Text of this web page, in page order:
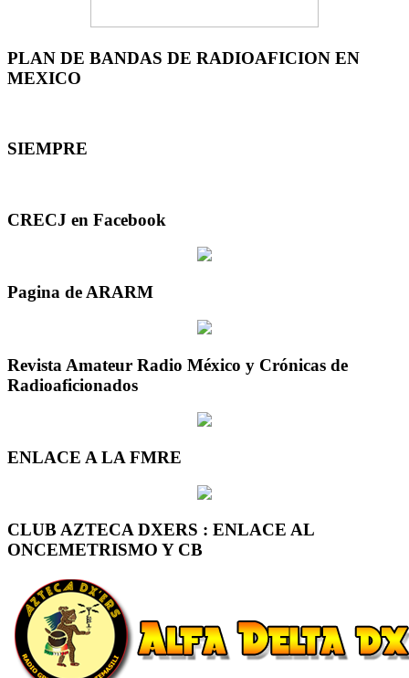
PLAN DE BANDAS DE RADIOAFICION EN
MEXICO
SIEMPRE
CRECJ en Facebook
Pagina de ARARM
Revista Amateur Radio México y Crónicas de
Radioaficionados
ENLACE A LA FMRE
CLUB AZTECA DXERS : ENLACE AL
ONCEMETRISMO Y CB